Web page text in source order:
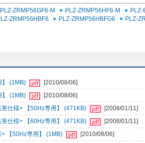
PLZ-ZRMP56GF6-M PLZ-ZRMP56HF6-M
ZRMP56HBF6 PLZ-ZRMP56HBFG6 PLZ-
】 (1MB)
[2010/08/06]
】 (1MB)
[2010/08/06]
仕様> 【50Hz専用】 (471KB)
[2008/01/11]
仕様> 【60Hz専用】 (471KB)
[2008/01/11]
【50Hz専用】 (1MB)
[2010/08/06]